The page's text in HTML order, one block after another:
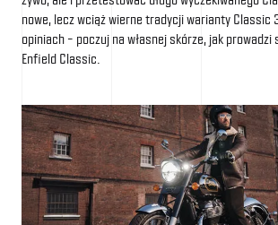
nowe, lecz wciąż wierne tradycji warianty Classic
opiniach – poczuj na własnej skórze, jak prowadzi
Enfield Classic.